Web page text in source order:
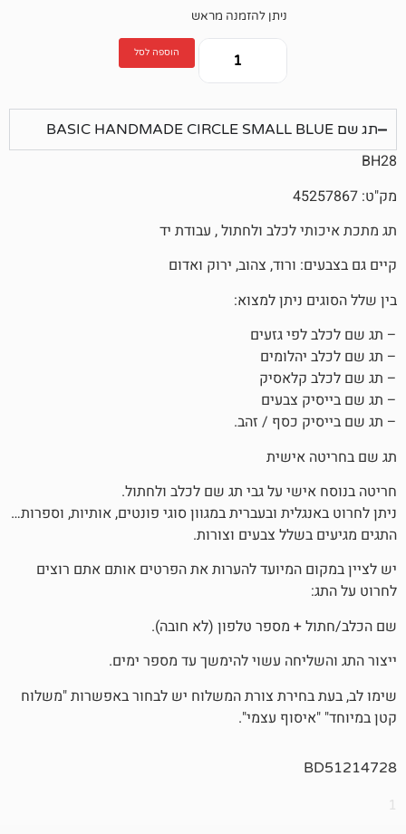
הוספה לסל
לכלב ולחתול , עבודת יד
צהוב, ירוק ואדום
למצוא:
גזעים
צבעים
כסף / זהב.
על גבי תג שם לכלב ולחתול.
ובעברית במגוון סוגי פונטים, אותיות, וספרות…
צבעים וצורות.
המיועד להערות את הפרטים אותם אתם רוצים
מספר טלפון (לא חובה).
עשוי להימשך עד מספר ימים.
צורת המשלוח יש לבחור באפשרות "משלוח
עצמי".